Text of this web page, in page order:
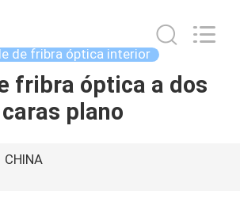
de fribra óptica interior
fribra óptica a dos
caras plano
CHINA